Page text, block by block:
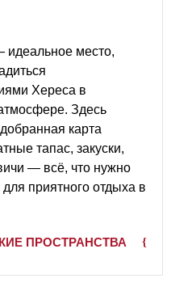
идеальное место,
Хереса в
Здесь
карта
тапас, закуски,
— всё, что нужно
для приятного отдыха в
ПРОСТРАНСТВА